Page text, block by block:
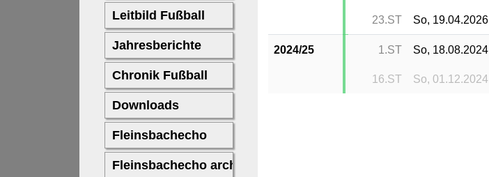
23.ST So, 19.04.2026
2024/25 1.ST So, 18.08.2024
16.ST So, 01.12.2024